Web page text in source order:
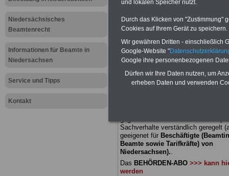
Niedersächsisches
Beamtenrecht
Informationen für Beamte in
Niedersachsen
Service und Tipps
Kontakt
Euro
BEHÖRDEN-ABO
mit 3 Ratgebern
22,50 Euro: Wissenswertes für
Sachverhalte verständlich geregelt
geeigenet für Beschäftigte
Beamte sowie Tarifkräfte) von
Niedersachsen)..
Das BEHÖRDEN-ABO >>> kann
werden
und lokalen Speicher nutzt.
Durch das Klicken von "Zustimmung"
Cookies auf Ihrem Gerät zu speichern.
Wir gewähren Dritten - einschließlich
Google-Website "
Google ihre personenbezogenen
Dürfen wir Ihre Daten nutzen, um
erheben Daten und verwenden